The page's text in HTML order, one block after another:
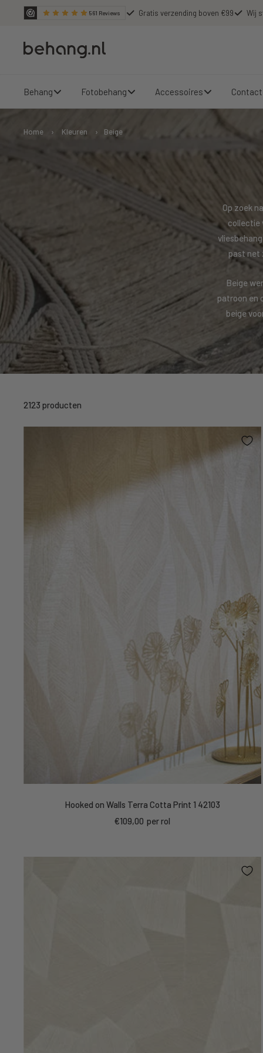
561 Reviews Gratis verzending boven €99 Wij
Behang.nl
Behang Fotobehang Accessoires Contact
Home › Kleuren › Beige
Op zoek
collectie
past net
Beige
patroon en
beige
2123 producten
Hooked on Walls Terra Cotta Print 1 42103
Kortings
€109,00 per rol